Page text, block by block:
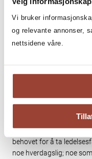
Vi bruker
og relevante annonser,
nettsidene våre.
jeg tror også at ledelse
tettere til
løse store utfordringer, er
Artikkel er tidligere
Tom Karp er forfatter av
ledelse – hva ledere
på ledelse. Et viktig funn
behovet for å ta
noe hverdagslig; noe